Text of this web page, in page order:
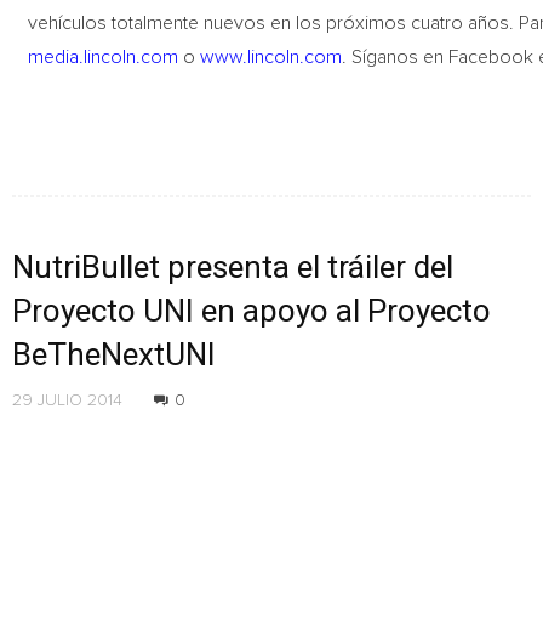
vehículos totalmente nuevos en los próximos cuatro años.
media.lincoln.com owww.lincoln.com . Síganos en
NutriBullet presenta el tráiler del
Proyecto UNI en apoyo al Proyecto
BeTheNextUNI
29 JULIO 2014 0